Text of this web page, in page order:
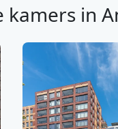
kamers in